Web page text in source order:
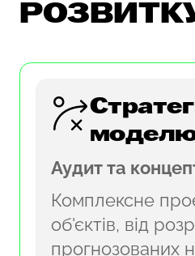
Аудит та
Комплексне
об'єктів, від
прогнозованих